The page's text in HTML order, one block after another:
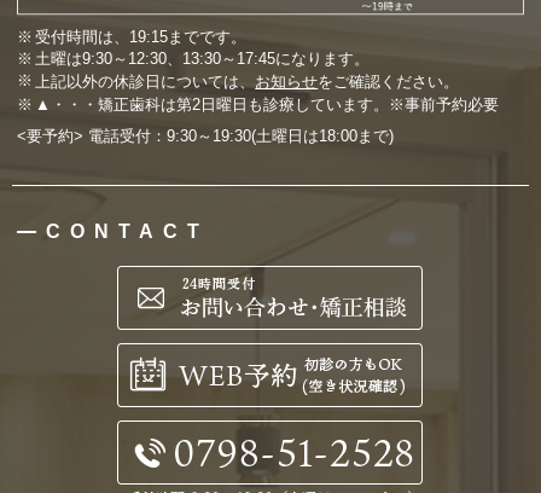
受付時間は、19:15までです。
土曜は9:30～12:30、13:30～17:45になります。
上記以外の休診日については、 お知らせをご確認ください。
▲・・・矯正歯科は第2日曜日も診療しています。※事前予約必要
<要予約> 電話受付：9:30～19:30(土曜日は18:00まで)
CONTACT